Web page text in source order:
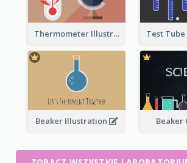
Thermometer Illustration
Beaker Illustration Beaker